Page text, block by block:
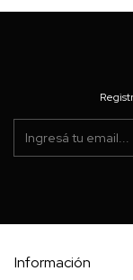
Información